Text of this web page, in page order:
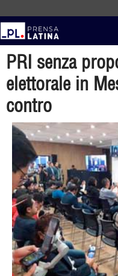
PRI senza
elettorale in
contro